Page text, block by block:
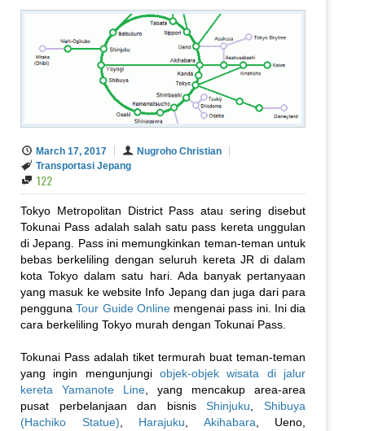
March 17, 2017
Nugroho Christian
Transportasi Jepang
122
Tokyo Metropolitan District Pass atau sering disebut
Tokunai Pass adalah salah satu pass kereta unggulan
di Jepang. Pass ini memungkinkan teman-teman untuk
bebas berkeliling dengan seluruh kereta JR di dalam
kota Tokyo dalam satu hari. Ada banyak pertanyaan
yang masuk ke website Info Jepang dan juga dari para
penggunaTour Guide Online mengenai pass ini. Ini dia
cara berkeliling Tokyo murah dengan Tokunai Pass.
Tokunai Pass adalah tiket termurah buat teman-teman
yang ingin mengunjungi objek-objek wisata di jalur
kereta Yamanote Line , yang mencakup area-area
pusat perbelanjaan dan bisnisShinjuku ,Shibuya
(Hachiko Statue)
Harajuku Akihabara , Ueno,